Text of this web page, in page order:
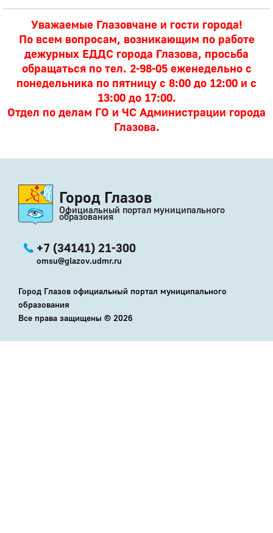
Уважаемые Глазовчане и гости города!
По всем вопросам, возникающим по работе
дежурных ЕДДС города Глазова, просьба
обращаться по тел. 2-98-05 еженедельно с
понедельника по пятницу с 8:00 до 12:00 и с
13:00 до 17:00.
Отдел по делам ГО и ЧС Администрации города
Глазова.
Город Глазов
Официальный портал муниципального
образования
+7 (34141) 21-300
omsu@glazov.udmr.ru
Город Глазов официальный портал муниципального
образования
Все права защищены © 2026